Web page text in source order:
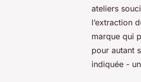
ateliers
l’extraction
marque qui
pour autant
indiquée -